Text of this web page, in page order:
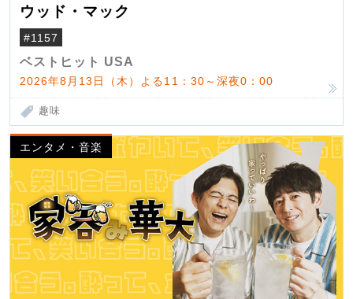
ウッド・マック
#1157
ベストヒット USA
2026年8月13日（木）よる11：30～深夜0：00
趣味
エンタメ・音楽